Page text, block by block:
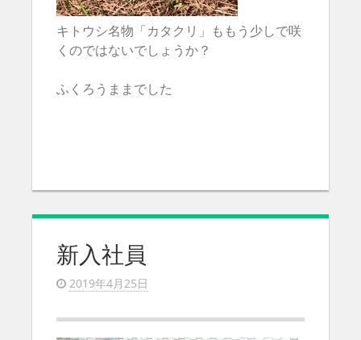
キトウシ名物「カタクリ」ももう少しで咲
くのではないでしょうか？
ふくろうままでした
新入社員
2019年4月25日